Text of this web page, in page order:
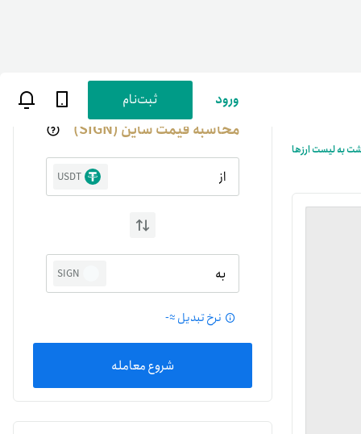
ورود ثبت‌نام
به لیست ارزها
محاسبه قیمت ساین (SIGN)
از USDT
به SIGN
نرخ تبدیل ≈-
شروع معامله